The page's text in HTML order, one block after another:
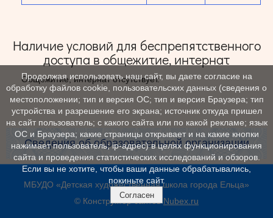
Наличие условий для беспрепятственного
доступа в общежитие, интернат
Общежитие, интернат отсутствует.
Сведения об образовательной организации
МБУДО «Детская художественная школа города Ельца»
© Конструктор сайтовNubex.ru
Продолжая использовать наш сайт, вы даете согласие на
обработку файлов cookie, пользовательских данных (сведения о
местоположении; тип и версия ОС; тип и версия Браузера; тип
устройства и разрешение его экрана; источник откуда пришел
на сайт пользователь; с какого сайта или по какой рекламе; язык
ОС и Браузера; какие страницы открывает и на какие кнопки
нажимает пользователь; ip-адрес) в целях функционирования
сайта и проведения статистических исследований и обзоров.
Если вы не хотите, чтобы ваши данные обрабатывались,
покиньте сайт.
Согласен